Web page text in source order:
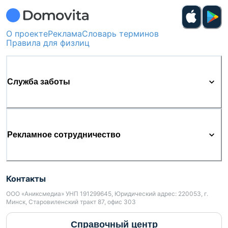
О проектеРекламаСловарь терминов
Правила для физлиц
Служба заботы
Рекламное сотрудничество
Контакты
ООО «Аниксмедиа» УНП 191299645, Юридический адрес: 220053, г.
Минск, Старовиленский тракт 87, офис 303
Справочный центр